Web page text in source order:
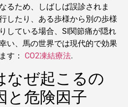
るため、しばしば誤診されま
したり、ある歩様から別の歩様
している場合、SI関節痛が隠れ
い、馬の世界では現代的で効果
す： CO2凍結療法.
なぜ起こるの
と危険因子